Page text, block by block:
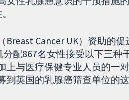
Breast Cancer UK）资助的
分配867名女性接受以下三
上与医疗保健专业人员的一
到英国的乳腺癌筛查单位的这